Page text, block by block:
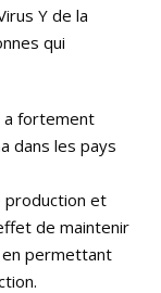
Y de la
qui
a fortement
dans les pays
production et
de maintenir
en permettant